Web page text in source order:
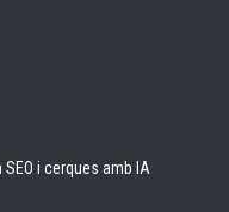
i cerques amb IA